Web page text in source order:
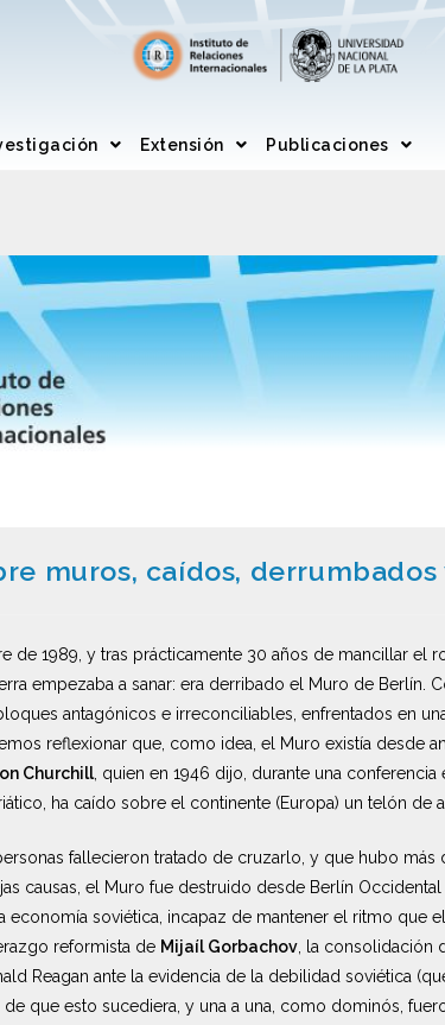
Extensión Publicaciones
muros, caídos,
de 1989, y tras prácticamente 30 años de mancillar el
empezaba a sanar: era derribado el Muro de Berlín.
antagónicos e irreconciliables, enfrentados en
reflexionar que, como idea, el Muro existía desde
Churchill, quien en 1946 dijo, durante una conferencia
ha caído sobre el continente (Europa) un telón de
fallecieron tratado de cruzarlo, y que hubo
causas, el Muro fue destruido desde Berlín
economía soviética, incapaz de mantener el ritmo que
reformista de Mijaíl Gorbachov, la consolidación
Reagan ante la evidencia de la debilidad soviética
que esto sucediera, y una a una, como dominós,